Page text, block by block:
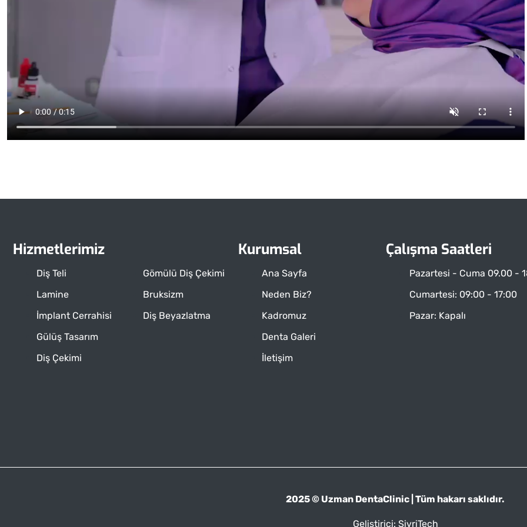
Hizmetlerimiz
Diş Teli
Lamine
İmplant Cerrahisi
Gülüş Tasarım
Diş Çekimi
Gömülü Diş Çekimi
Bruksizm
Diş Beyazlatma
Kurumsal
Ana Sayfa
Neden Biz?
Kadromuz
Denta Galeri
İletişim
Çalışma Saatleri
Pazartesi - Cuma 09.00 -
Cumartesi: 09:00 - 17:00
Pazar: Kapalı
2025 © Uzman DentaClinic | Tüm hakarı saklıdır.
Geliştirici: SivriTech